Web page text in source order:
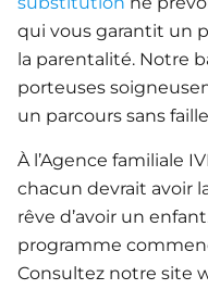
qui vous garantit un
la parentalité. Notre
porteuses
un parcours sans
À l’Agence familiale
chacun devrait avoir
rêve d’avoir un
programme
Consultez notre site